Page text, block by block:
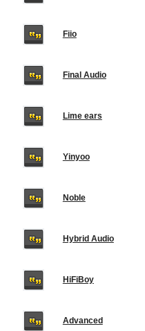
Fiio
Final Audio
Lime ears
Yinyoo
Noble
Hybrid Audio
HiFiBoy
Advanced